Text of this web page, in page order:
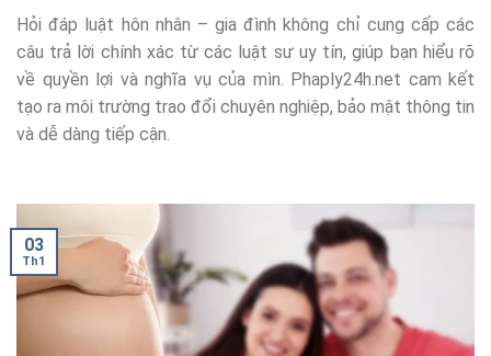
Hỏi đáp luật hôn nhân – gia đình không chỉ cung cấp các
câu trả lời chính xác từ các luật sư uy tín, giúp bạn hiểu rõ
về quyền lợi và nghĩa vụ của mìn. Phaply24h.net cam kết
tạo ra môi trường trao đổi chuyên nghiệp, bảo mật thông tin
và dễ dàng tiếp cận.
03
Th1